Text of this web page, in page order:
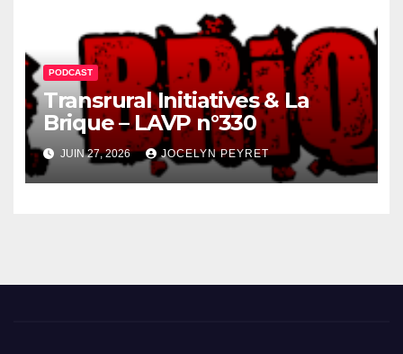
PODCAST
Transrural Initiatives & La
Brique – LAVP n°330
JUIN 27, 2026 JOCELYN PEYRET